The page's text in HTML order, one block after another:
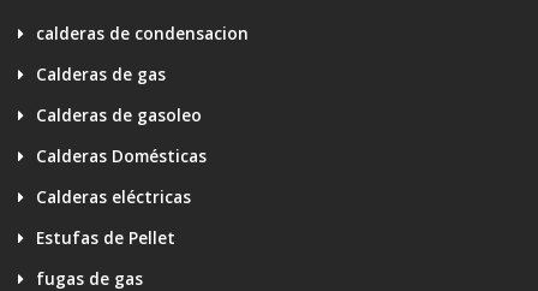
calderas de condensacion
Calderas de gas
Calderas de gasoleo
Calderas Domésticas
Calderas eléctricas
Estufas de Pellet
fugas de gas